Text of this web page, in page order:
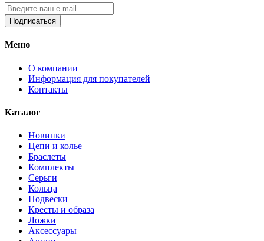
Подписаться
Меню
О компании
Информация для покупателей
Контакты
Каталог
Новинки
Цепи и колье
Браслеты
Комплекты
Серьги
Кольца
Подвески
Кресты и образа
Ложки
Аксессуары